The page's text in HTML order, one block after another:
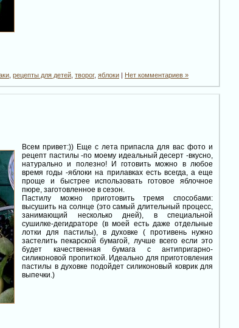
рецепты для детей творог, яблоки | Нет комментариев »
Всем привет:)) Еще с лета припасла для вас фото и
рецепт пастилы -по моему идеальный десерт -вкусно,
натурально и полезно! И готовить можно в любое
время годы -яблоки на прилавках есть всегда, а еще
проще и быстрее использовать готовое яблочное
пюре, заготовленное в сезон.
Пастилу можно приготовить тремя способами:
высушить на солнце (это самый длительный процесс,
занимающий несколько дней), в специальной
сушилке-дегидраторе (в моей есть даже отдельные
лотки для пастилы), в духовке ( противень нужно
застелить пекарской бумагой, лучше всего если это
будет качественная бумага с антипригарно-
силиконовой пропиткой. Идеально для приготовления
пастилы в духовке подойдет силиконовый коврик для
выпечки.)